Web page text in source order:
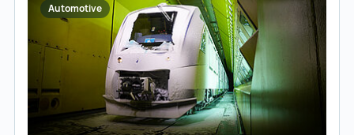
Automotive